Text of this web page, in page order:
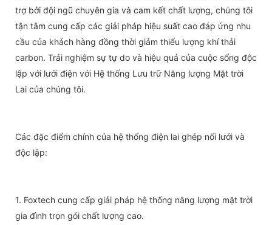
trợ bởi đội ngũ chuyên gia và cam kết chất lượng, chúng tôi
tận tâm cung cấp các giải pháp hiệu suất cao đáp ứng nhu
cầu của khách hàng đồng thời giảm thiểu lượng khí thải
carbon. Trải nghiệm sự tự do và hiệu quả của cuộc sống độc
lập với lưới điện với Hệ thống Lưu trữ Năng lượng Mặt trời
Lai của chúng tôi.
Các đặc điểm chính của hệ thống điện lai ghép nối lưới và
độc lập:
1. Foxtech cung cấp giải pháp hệ thống năng lượng mặt trời
gia đình trọn gói chất lượng cao.